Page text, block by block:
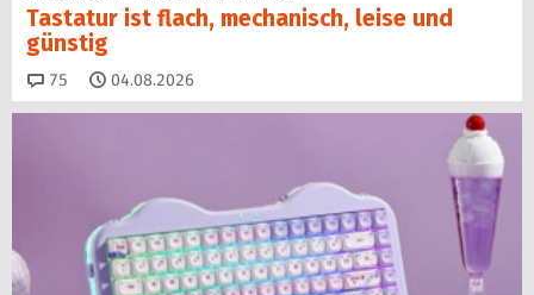
Tastatur ist flach, mechanisch, leise und
günstig
75 Kommentare
04.08.2026